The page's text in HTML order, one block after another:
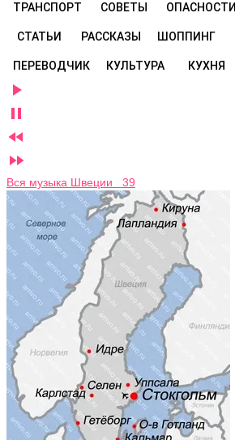
ТРАНСПОРТ СОВЕТЫ ОПАСНОСТИ
СТАТЬИ РАССКАЗЫ ШОППИНГ
ПЕРЕВОДЧИК КУЛЬТУРА КУХНЯ




Вся музыка Швеции 39